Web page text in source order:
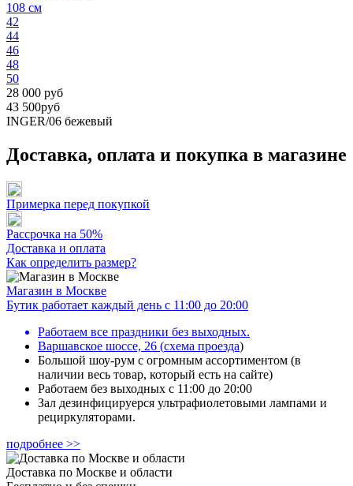
108 см
42
44
46
48
50
28 000 руб
43 500руб
INGER/06 бежевый
Доставка, оплата и покупка в магазине
Примерка перед покупкой
Рассрочка на 50%
Доставка и оплата
Как определить размер?
Магазин в Москве
Бутик работает каждый день с 11:00 до 20:00
Работаем все праздники без выходных.
Варшавское шоссе, 26 (схема проезда)
Большой шоу-рум с огромным ассортиментом (в
наличии весь товар, который есть на сайте)
Работаем без выходных с 11:00 до 20:00
Зал дезинфицируерся ультрафиолетовыми лампами и
рециркуляторами.
подробнее >>
Доставка по Москве и области